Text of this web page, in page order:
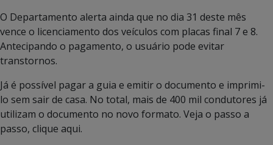
O Departamento alerta ainda que no dia 31 deste mês
vence o licenciamento dos veículos com placas final 7 e 8.
Antecipando o pagamento, o usuário pode evitar
transtornos.
Já é possível pagar a guia e emitir o documento e imprimi-
lo sem sair de casa. No total, mais de 400 mil condutores já
utilizam o documento no novo formato. Veja o passo a
passo, clique aqui.